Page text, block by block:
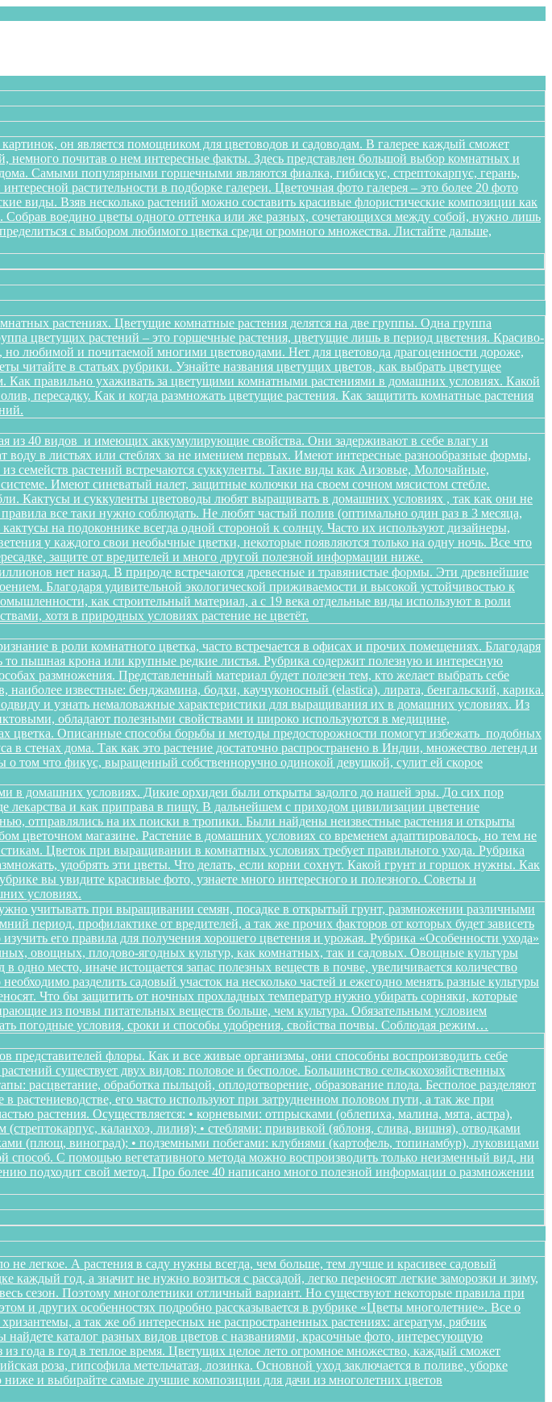
он является помощником для цветоводов и садоводам. В галерее каждый сможет
почитав о нем интересные факты. Здесь представлен большой выбор комнатных и
Самыми популярными горшечными являются фиалка, гибискус, стрептокарпус, герань,
растительности в подборке галереи. Цветочная фото галерея – это более 20 фото
виды. Взяв несколько растений можно составить красивые флористические композиции как
Собрав воедино цветы одного оттенка или же разных, сочетающихся между собой, нужно лишь
с выбором любимого цветка среди огромного множества. Листайте дальше,
растениях. Цветущие комнатные растения делятся на две группы. Одна группа
цветущих растений – это горшечные растения, цветущие лишь в период цветения. Красиво-
любимой и почитаемой многими цветоводами. Нет для цветовода драгоценности дороже,
в статьях рубрики. Узнайте названия цветущих цветов, как выбрать цветущее
Как правильно ухаживать за цветущими комнатными растениями в домашних условиях. Какой
пересадку. Как и когда размножать цветущие растения. Как защитить комнатные растения
из 40 видов и имеющих аккумулирующие свойства. Они задерживают в себе влагу и
воду в листьях или стеблях за не имением первых. Имеют интересные разнообразные формы,
семейств растений встречаются суккуленты. Такие виды как Аизовые, Молочайные,
Имеют синеватый налет, защитные колючки на своем сочном мясистом стебле.
Кактусы и суккуленты цветоводы любят выращивать в домашних условиях , так как они не
все таки нужно соблюдать. Не любят частый полив (оптимально один раз в 3 месяца,
на подоконнике всегда одной стороной к солнцу. Часто их используют дизайнеры,
у каждого свои необычные цветки, некоторые появляются только на одну ночь. Все что
защите от вредителей и много другой полезной информации ниже.
нет назад. В природе встречаются древесные и травянистые формы. Эти древнейшие
Благодаря удивительной экологической приживаемости и высокой устойчивостью к
как строительный материал, а с 19 века отдельные виды используют в роли
хотя в природных условиях растение не цветёт.
в роли комнатного цветка, часто встречается в офисах и прочих помещениях. Благодаря
то пышная крона или крупные редкие листья. Рубрика содержит полезную и интересную
размножения. Представленный материал будет полезен тем, кто желает выбрать себе
наиболее известные: бенджамина, бодхи, каучуконосный (elastica), лирата, бенгальский, карика.
и узнать немаловажные характеристики для выращивания их в домашних условиях. Из
обладают полезными свойствами и широко используются в медицине,
цветка. Описанные способы борьбы и методы предосторожности помогут избежать подобных
стенах дома. Так как это растение достаточно распространено в Индии, множество легенд и
том что фикус, выращенный собственноручно одинокой девушкой, сулит ей скорое
в домашних условиях. Дикие орхидеи были открыты задолго до нашей эры. До сих пор
лекарства и как приправа в пищу. В дальнейшем с приходом цивилизации цветение
отправлялись на их поиски в тропики. Были найдены неизвестные растения и открыты
магазине. Растение в домашних условиях со временем адаптировалось, но тем не
Цветок при выращивании в комнатных условиях требует правильного ухода. Рубрика
удобрять эти цветы. Что делать, если корни сохнут. Какой грунт и горшок нужны. Как
вы увидите красивые фото, узнаете много интересного и полезного. Советы и
условиях.
учитывать при выращивании семян, посадке в открытый грунт, размножении различными
период, профилактике от вредителей, а так же прочих факторов от которых будет зависеть
его правила для получения хорошего цветения и урожая. Рубрика «Особенности ухода»
овощных, плодово-ягодных культур, как комнатных, так и садовых. Овощные культуры
место, иначе истощается запас полезных веществ в почве, увеличивается количество
разделить садовый участок на несколько частей и ежегодно менять разные культуры
Что бы защитить от ночных прохладных температур нужно убирать сорняки, которые
из почвы питательных веществ больше, чем культура. Обязательным условием
погодные условия, сроки и способы удобрения, свойства почвы. Соблюдая режим…
представителей флоры. Как и все живые организмы, они способны воспроизводить себе
существует двух видов: половое и бесполое. Большинство сельскохозяйственных
расцветание, обработка пыльцой, оплодотворение, образование плода. Бесполое разделяют
растениеводстве, его часто используют при затрудненном половом пути, а так же при
растения. Осуществляется: • корневыми: отпрысками (облепиха, малина, мята, астра),
каланхоэ, лилия); • стеблями: прививкой (яблоня, слива, вишня), отводками
(плющ, виноград); • подземными побегами: клубнями (картофель, топинамбур), луковицами
С помощью вегетативного метода можно воспроизводить только неизменный вид, ни
подходит свой метод. Про более 40 написано много полезной информации о размножении
легкое. А растения в саду нужны всегда, чем больше, тем лучше и красивее садовый
год, а значит не нужно возиться с рассадой, легко переносят легкие заморозки и зиму,
сезон. Поэтому многолетники отличный вариант. Но существуют некоторые правила при
и других особенностях подробно рассказывается в рубрике «Цветы многолетние». Все о
а так же об интересных не распространенных растениях: агератум, рябчик
каталог разных видов цветов с названиями, красочные фото, интересующую
года в год в теплое время. Цветущих целое лето огромное множество, каждый сможет
роза, гипсофила метельчатая, лозинка. Основной уход заключается в поливе, уборке
и выбирайте самые лучшие композиции для дачи из многолетних цветов